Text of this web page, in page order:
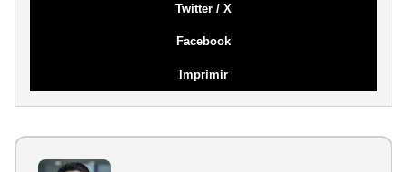
Twitter / X
Facebook
Imprimir